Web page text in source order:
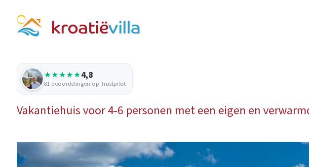
★★★★★4,8
81 beoordelingen op Trustpilot
Vakantiehuis voor 4-6 personen met een eigen en